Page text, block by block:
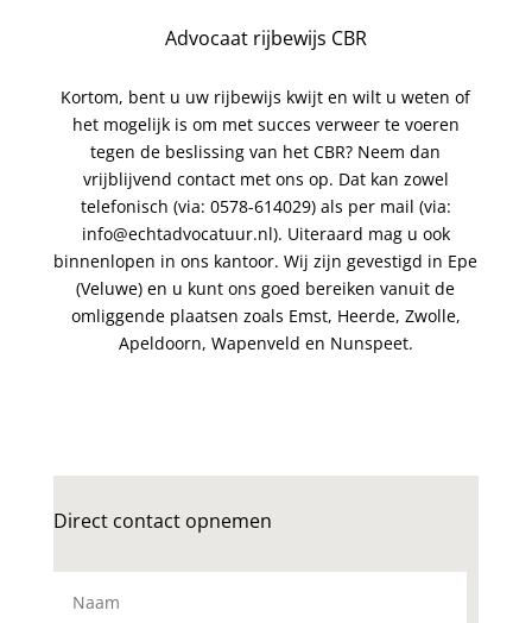
Advocaat rijbewijs CBR
Kortom, bent u uw rijbewijs kwijt en wilt u weten of
het mogelijk is om met succes verweer te voeren
tegen de beslissing van het CBR? Neem dan
vrijblijvend contact met ons op. Dat kan zowel
telefonisch (via: 0578-614029) als per mail (via:
info@echtadvocatuur.nl). Uiteraard mag u ook
binnenlopen in ons kantoor. Wij zijn gevestigd in Epe
(Veluwe) en u kunt ons goed bereiken vanuit de
omliggende plaatsen zoals Emst, Heerde, Zwolle,
Apeldoorn, Wapenveld en Nunspeet.
Direct contact opnemen